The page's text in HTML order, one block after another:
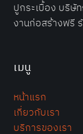
ปูกระเบื้อง บริษั
งานก่อสร้างฟรี
เมนู
หน้าแรก
เกี่ยวกับเรา
บริการของเรา